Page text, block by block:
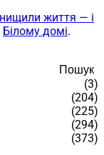
життя — і
Білому домі.
Пошук
(3)
(204)
(225)
(294)
(373)